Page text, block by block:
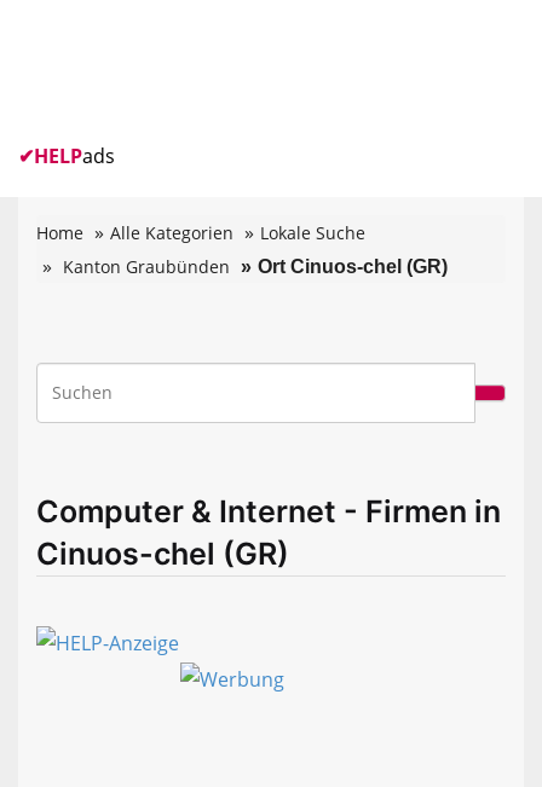
✔HELPads
Home Alle Kategorien
Lokale Suche
Kanton Graubünden
Ort Cinuos-chel (GR)
Computer & Internet - Firmen in
Cinuos-chel (GR)